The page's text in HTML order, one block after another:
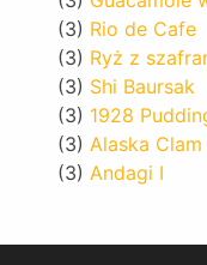
(3) Rio de Cafe
(3) Ryż z
(3) Shi Baursak
(3) 1928
(3) Alaska
(3) Andagi I